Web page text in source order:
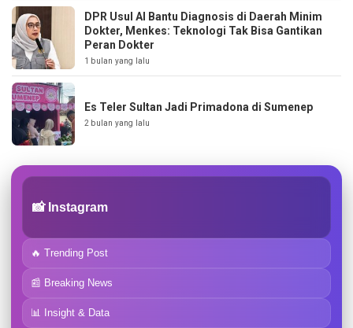
DPR Usul AI Bantu Diagnosis di Daerah Minim
Dokter, Menkes: Teknologi Tak Bisa Gantikan
Peran Dokter
1 bulan yang lalu
Es Teler Sultan Jadi Primadona di Sumenep
2 bulan yang lalu
📸 Instagram
🔥 Trending Post
📰 Breaking News
📊 Insight & Data